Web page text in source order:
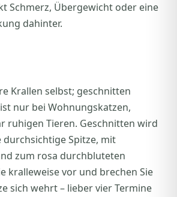
Schmerz, Übergewicht oder eine
dahinter.
Krallen selbst; geschnitten
nur bei Wohnungskatzen,
ruhigen Tieren. Geschnitten wird
durchsichtige Spitze, mit
zum rosa durchbluteten
kralleweise vor und brechen Sie
sich wehrt – lieber vier Termine